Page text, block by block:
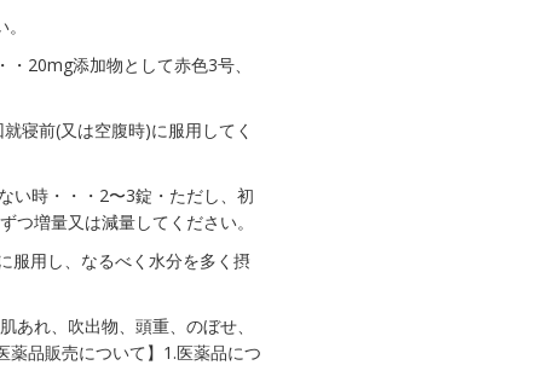
20mg添加物として赤色3号、
寝前(又は空腹時)に服用してく
い時・・・2〜3錠・ただし、初
つ増量又は減量してください。
服用し、なるべく水分を多く摂
あれ、吹出物、頭重、のぼせ、
薬品販売について】1.医薬品につ